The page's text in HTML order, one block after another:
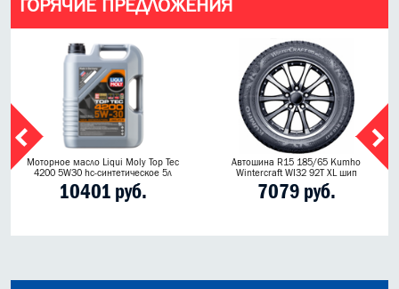
ГОРЯЧИЕ ПРЕДЛОЖЕНИЯ
Моторное масло Liqui Moly Top Tec
4200 5W30 hc-синтетическое 5л
10401 руб.
Автошина R15 185/65 Kumho
Wintercraft WI32 92T XL шип
7079 руб.